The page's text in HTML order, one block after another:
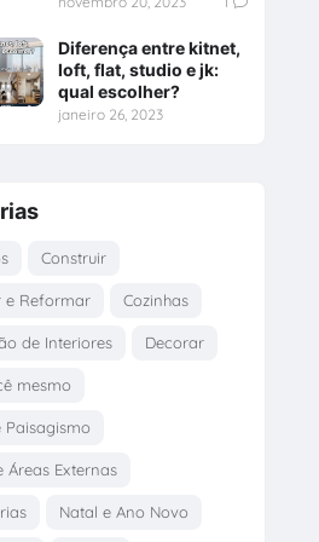
Diferença entre kitnet,
loft, flat, studio e jk:
qual escolher?
janeiro 26, 2023
Construir
e Reformar Cozinhas
de Interiores Decorar
mesmo
Paisagismo
Áreas Externas
Natal e Ano Novo